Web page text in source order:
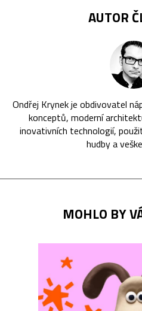
AUTOR
Ondřej Krynek je obdivovatel
konceptů, moderní
inovativních technologií,
hudby a
MOHLO BY